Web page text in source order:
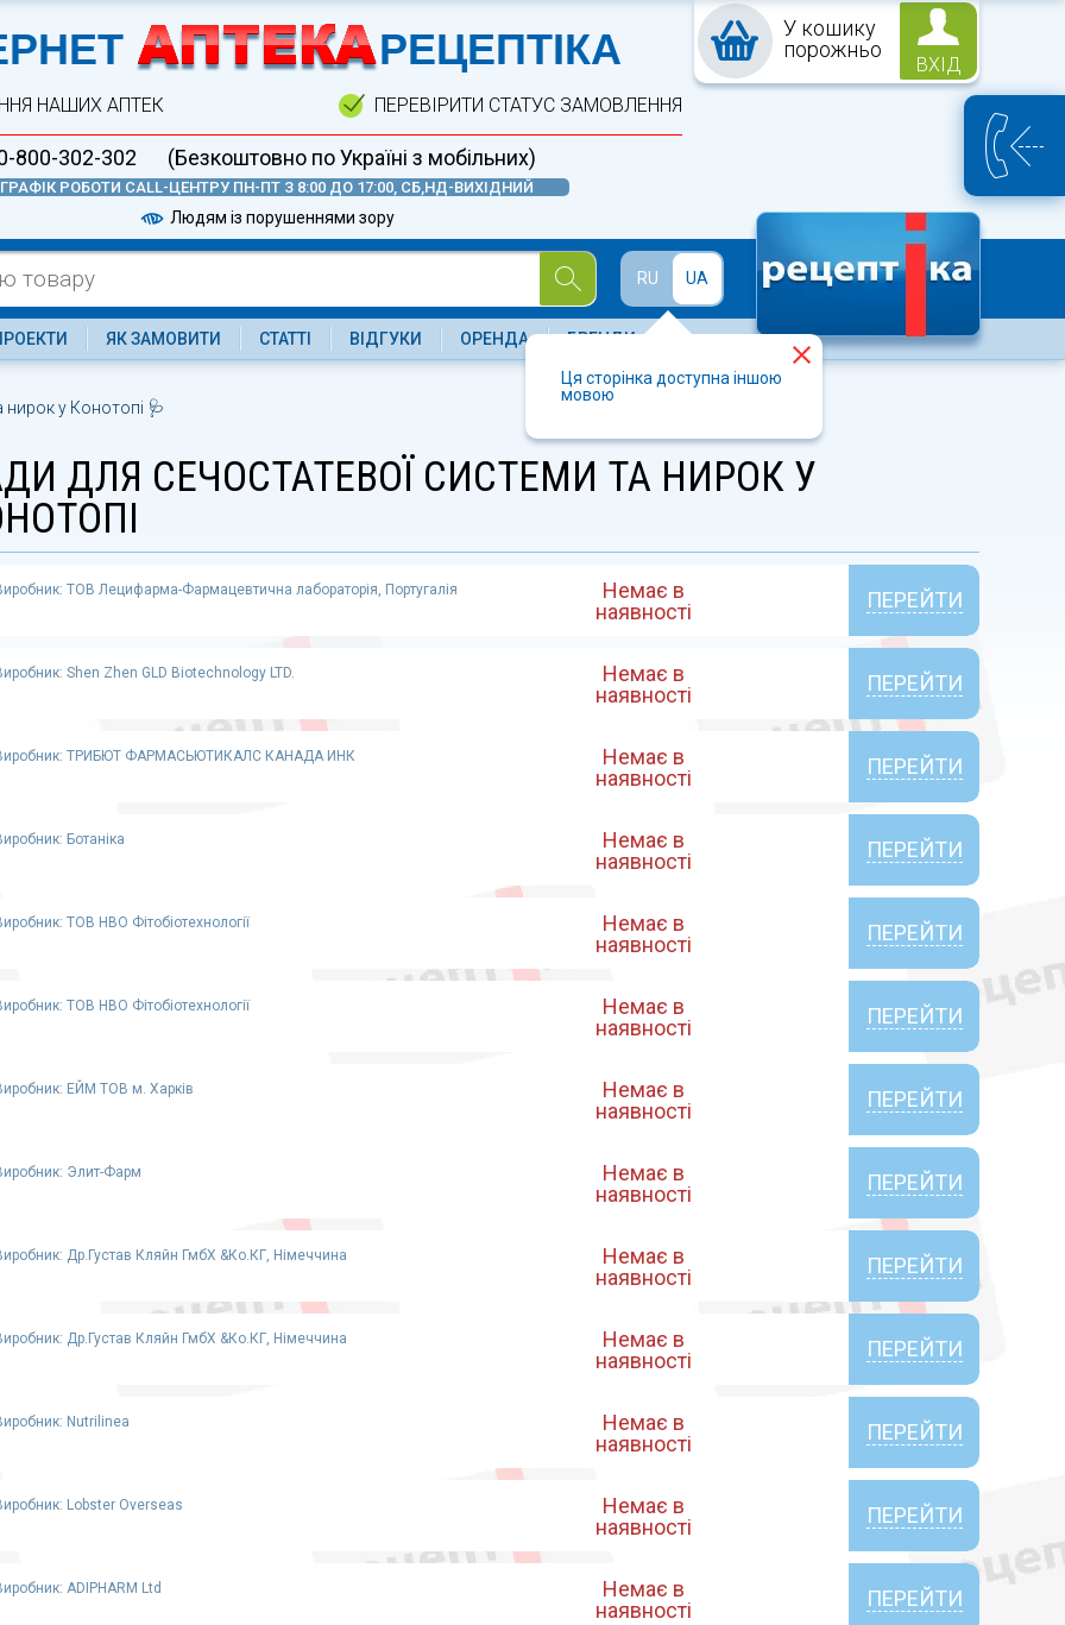
У кошику
порожньо
ВХІД
АПТЕКА
РЕЦЕПТІКА
НАШИХ АПТЕК ПЕРЕВІРИТИ СТАТУС ЗАМОВЛЕННЯ
800-302-302 (Безкоштовно по Україні з мобільних)
ГРАФІК РОБОТИ CALL-ЦЕНТРУ ПН-ПТ З 8:00 ДО 17:00, СБ,НД-ВИХІДНИЙ
Людям із порушеннями зору
RU UA
Ця сторінка доступна іншою
мовою
ЯК ЗАМОВИТИ СТАТТІ ВІДГУКИ ОРЕНДА БРЕНДИ
нирок у Конотопі 🩺
ДЛЯ СЕЧОСТАТЕВОЇ СИСТЕМИ ТА НИРОК У
ТОВ Лецифарма-Фармацевтична лабораторія, Португалія
Немає в
наявності
ПЕРЕЙТИ
Shen Zhen GLD Biotechnology LTD.
Немає в
наявності
ПЕРЕЙТИ
ТРИБЮТ ФАРМАСЬЮТИКАЛС КАНАДА ИНК
Немає в
наявності
ПЕРЕЙТИ
Ботаніка
Немає в
наявності
ПЕРЕЙТИ
ТОВ НВО Фітобіотехнології
Немає в
наявності
ПЕРЕЙТИ
ТОВ НВО Фітобіотехнології
Немає в
наявності
ПЕРЕЙТИ
ЕЙМ ТОВ м. Харків
Немає в
наявності
ПЕРЕЙТИ
Элит-Фарм
Немає в
наявності
ПЕРЕЙТИ
Др.Густав Кляйн ГмбХ &Ко.КГ, Німеччина
Немає в
наявності
ПЕРЕЙТИ
Др.Густав Кляйн ГмбХ &Ко.КГ, Німеччина
Немає в
наявності
ПЕРЕЙТИ
Nutrilinea
Немає в
наявності
ПЕРЕЙТИ
Lobster Overseas
Немає в
наявності
ПЕРЕЙТИ
ADIPHARM Ltd
Немає в
наявності
ПЕРЕЙТИ